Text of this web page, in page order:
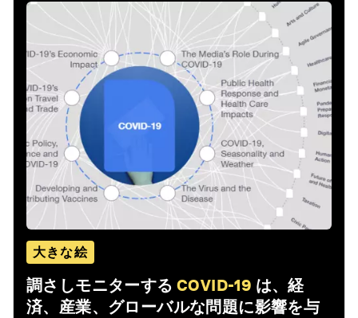
大きな絵
調さしモニターする COVID-19 は、経
済、産業、グローバルな問題に影響を与